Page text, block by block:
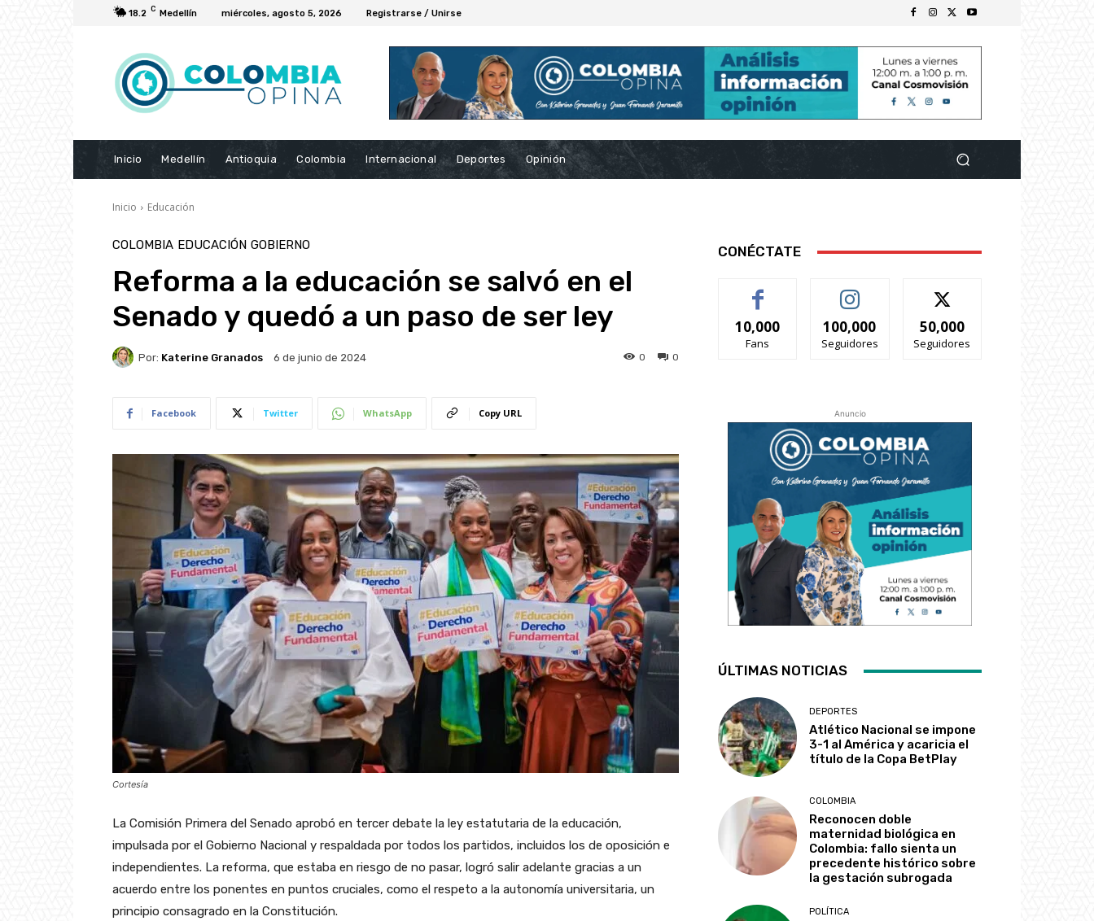
18.2 C Medellín miércoles, agosto 5, 2026 Registrarse / Unirse
Inicio Medellín Antioquia Colombia Internacional Deportes Opinión
Inicio Educación
COLOMBIA EDUCACIÓN GOBIERNO
Reforma a la educación se salvó en el
Senado y quedó a un paso de ser ley
Por: Katerine Granados 6 de junio de 2024 0
0
Facebook Twitter WhatsApp Copy URL
Cortesía
La Comisión Primera del Senado aprobó en tercer debate la ley estatutaria de la educación,
impulsada por el Gobierno Nacional y respaldada por todos los partidos, incluidos los de oposición e
independientes. La reforma, que estaba en riesgo de no pasar, logró salir adelante gracias a un
acuerdo entre los ponentes en puntos cruciales, como el respeto a la autonomía universitaria, un
principio consagrado en la Constitución.
CONÉCTATE
10,000
Fans
100,000
Seguidores
50,000
Seguidores
Anuncio
ÚLTIMAS NOTICIAS
DEPORTES
Atlético Nacional se impone
3-1 al América y acaricia el
título de la Copa BetPlay
COLOMBIA
Reconocen doble
maternidad biológica en
Colombia: fallo sienta un
precedente histórico sobre
la gestación subrogada
POLÍTICA